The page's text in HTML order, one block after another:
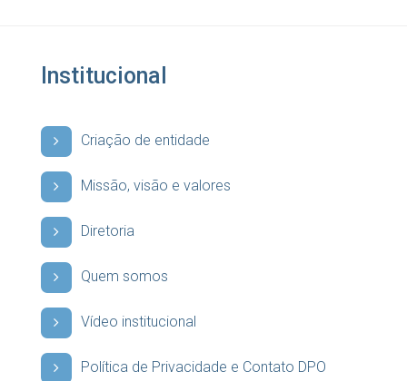
Institucional
Criação de entidade
Missão, visão e valores
Diretoria
Quem somos
Vídeo institucional
Política de Privacidade e Contato DPO